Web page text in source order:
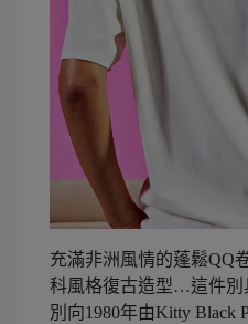
充滿非洲風情的蓬鬆QQ
科風格復古造型…這件別
別向1980年由Kitty Black